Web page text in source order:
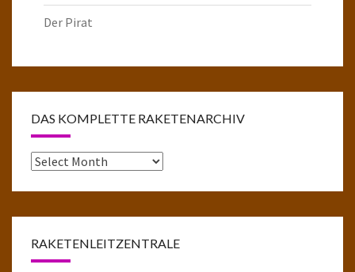
Der Pirat
DAS KOMPLETTE RAKETENARCHIV
Das
RAKETENLEITZENTRALE